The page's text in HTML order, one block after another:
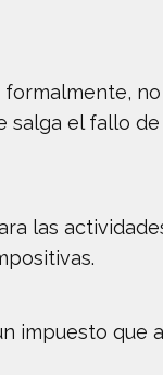
formalmente, no
salga el fallo de
las
impuesto que